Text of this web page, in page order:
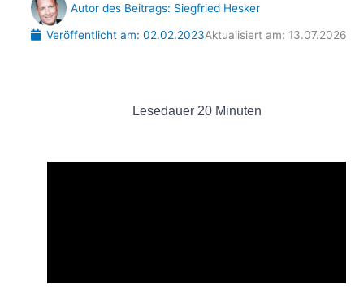
Autor des Beitrags: Siegfried Hesker
Veröffentlicht am: 02.02.2023Aktualisiert am: 13.07.2026
Lesedauer 20 Minuten